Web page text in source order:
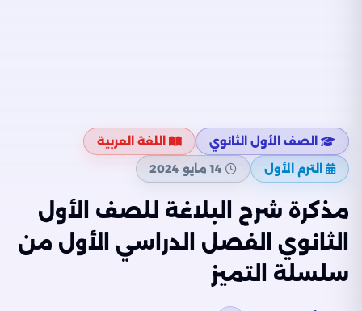
الصف الأول الثانوي
اللغة العربية
الترم الأول
14 مايو 2024
مذكرة شرح البلاغة للصف الأول
الثانوي الفصل الدراسي الأول من
سلسلة التميز